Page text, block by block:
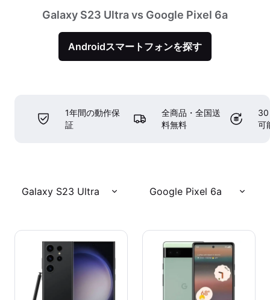
Galaxy S23 Ultra vs Google Pixel 6a
Androidスマートフォンを探す
1年間の動作保
証
全商品・全国送
料無料
30
可
Galaxy S23 Ultra Google Pixel 6a